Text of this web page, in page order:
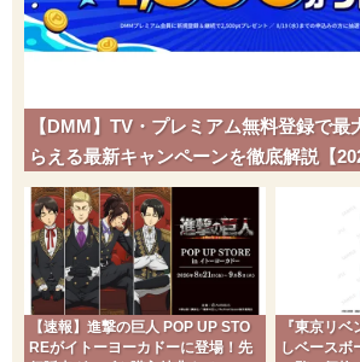
【DMM】TV・プレミアム無料登録で最
らえる最新キャンペーンを徹底解説【
チ】
【速報】進撃の巨人 POP UP STO
REがイトーヨーカドーに登場！先
『東京リ
しベースボ